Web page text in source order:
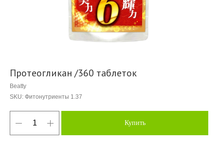
Протеогликан /360 таблеток
Beatty
SKU: Фитонутриенты 1.37
Купить